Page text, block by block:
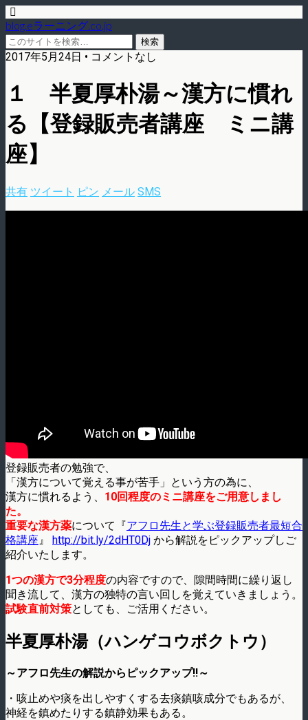
blog.eラーニング.co.jp
2017年5月24日 • コメントなし
１ 半夏厚朴湯～漢方に慣れ
る【登録販売者講座 ミニ講
座】
共有 ツイート ピン メール SMS
登録販売者の勉強で、
「漢方について覚える事が苦手」という方の為に、
漢方に慣れるよう、 10回程度のミニ講座をご用意しまし
た。
重要な漢方薬について『アフロ先生と学ぶ登録販売者最短合
格講座』 http://bit.ly/2dHT0Dj から解説をピックアップしご
紹介いたします。
1つの漢方で3分程度の内容ですので、隙間時間に繰り返し
聞き流して、漢方の独特の言い回しを覚えていきましょう。
試験直前対策としても、ご活用ください。
半夏厚朴湯（ハンゲコウボクトウ）
～アフロ先生の解説からピックアップ!!～
・咳止めや痰を出しやすくする去痰鎮咳成分でもあるが、
神経を鎮めたりする鎮静効果もある。